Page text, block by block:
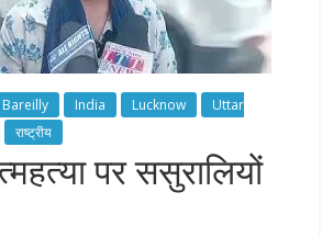
Bareilly India Lucknow
Uttar
राष्ट्रीय
पर ससुरालियों